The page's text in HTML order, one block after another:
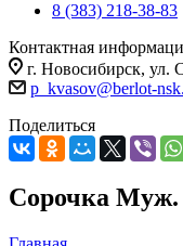
8 (383) 218-38-83
Контактная
г. Новосибирск, ул.
p_kvasov@berlot-
Поделиться
Сорочка